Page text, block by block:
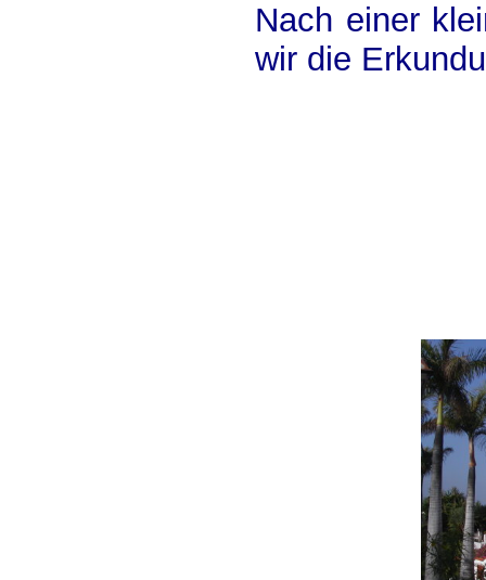
Nach einer
wir die